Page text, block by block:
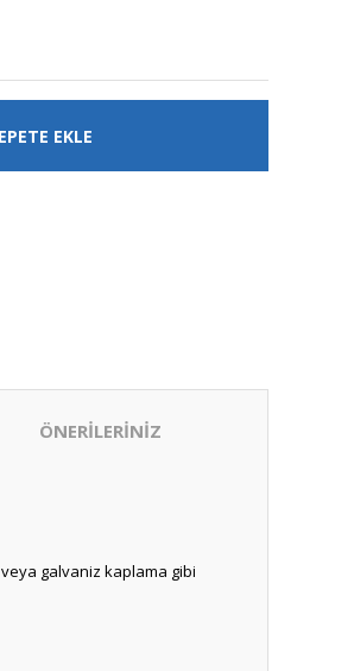
EKLE
ÖNERİLERİNİZ
galvaniz kaplama gibi